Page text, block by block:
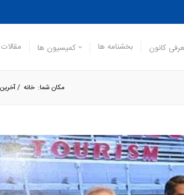
کانون بخشنامه ها کمیسیون ها مقالات
مکان شما: خانه /